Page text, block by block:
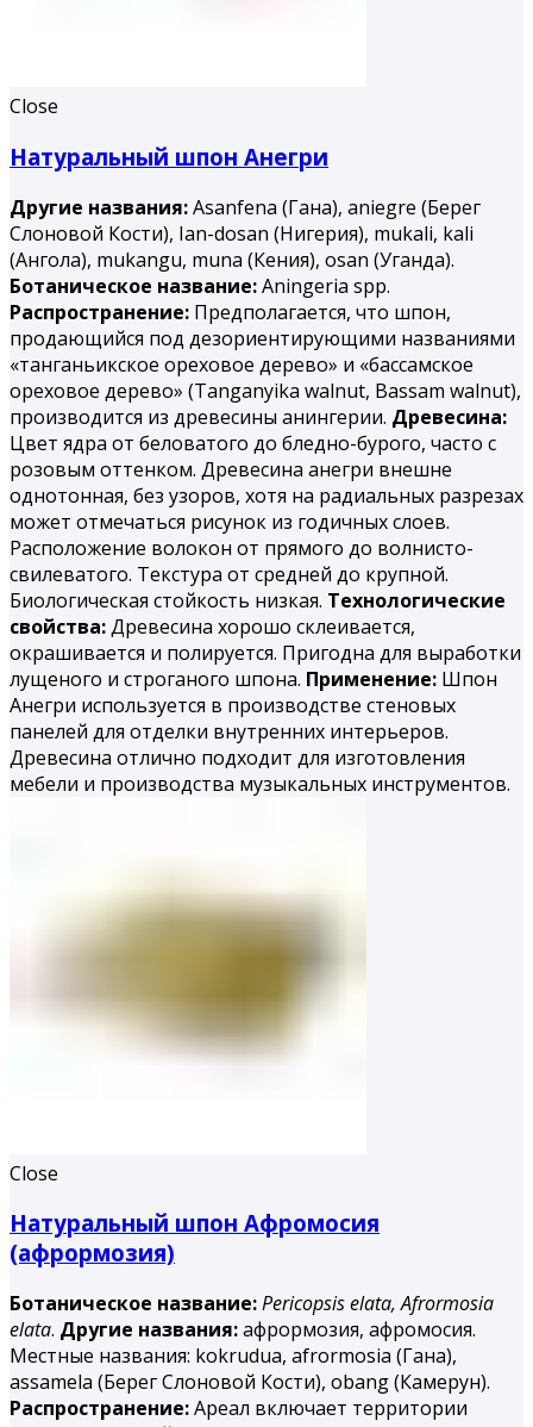
Close
Натуральный шпон Анегри
Другие названия:Asanfena (Гана), aniegre (Берег
Слоновой Кости), Ian-dosan (Нигерия), mukali, kali
(Ангола), mukangu, muna (Ке­ния), osan (Уганда).
Ботаническое название:Aningeria spp.
Распространение: Предполагается, что шпон,
продающийся под дезориентирующими названиями
«танганьикское ореховое дерево» и «бассамское
ореховое дерево» (Tanganyika walnut, Bassam walnut),
производится из древесины анингерии. Древесина:
Цвет ядра от беловатого до бледно-бурого, часто с
розовым оттенком. Древесина анегри внешне
однотонная, без узоров, хотя на радиальных разрезах
может отмечаться рисунок из годичных слоев.
Расположение волокон от прямого до волнисто-
свилеватого. Текстура от средней до крупной.
Биологическая стойкость низкая. Технологические
свойства:Древесина хорошо склеивается,
окрашивается и полируется. При­годна для выработки
лущеного и строганого шпона. Применение: Шпон
Анегри используется в производстве стеновых
панелей для отделки внутренних интерьеров.
Древесина отлично подходит для изготовления
мебели и производства музыкальных инструментов.
Close
Натуральный шпон Афромосия
(афрормозия)
Ботаническое название:Pericopsis elata,Afrormosia
elata. Другие названия:афрормозия, афромосия.
Местные названия: kokrudua, afrormosia (Гана),
assamela (Берег Слоновой Кости), obang (Камерун).
Распространение:Ареал включает территории